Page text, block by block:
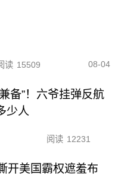
读 15509 08-04
备”！六爷挂弹反航
少人
阅读 12231
开美国霸权遮羞布